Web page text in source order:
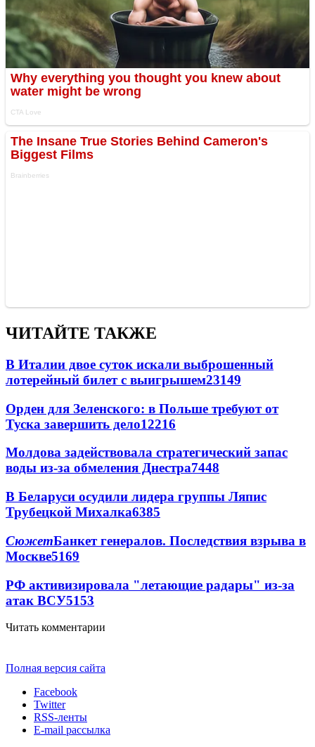
ЧИТАЙТЕ ТАКЖЕ
В Италии двое суток искали выброшенный
лотерейный билет с выигрышем23149
Орден для Зеленского: в Польше требуют от
Туска завершить дело12216
Молдова задействовала стратегический запас
воды из-за обмеления Днестра7448
В Беларуси осудили лидера группы Ляпис
Трубецкой Михалка6385
СюжетБанкет генералов. Последствия взрыва в
Москве5169
РФ активизировала "летающие радары" из-за
атак ВСУ5153
Читать комментарии
Полная версия сайта
Facebook
Twitter
RSS-ленты
E-mail рассылка